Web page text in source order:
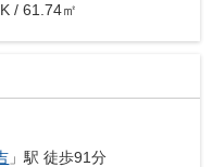
/ 61.74㎡
」駅 徒歩91分